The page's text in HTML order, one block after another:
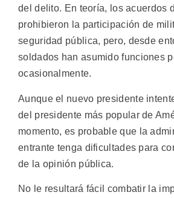
del delito. En teoría, los acuerdos
prohibieron la participación de
seguridad pública, pero, desde
soldados han asumido funciones
ocasionalmente.
Aunque el nuevo presidente
del presidente más popular de
momento, es probable que la
entrante tenga dificultades para
de la opinión pública.
No le resultará fácil combatir la